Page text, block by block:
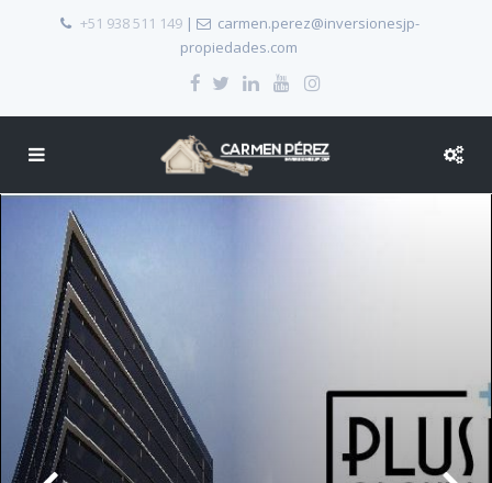
+51 938 511 149|
carmen.perez@inversionesjp-
propiedades.com